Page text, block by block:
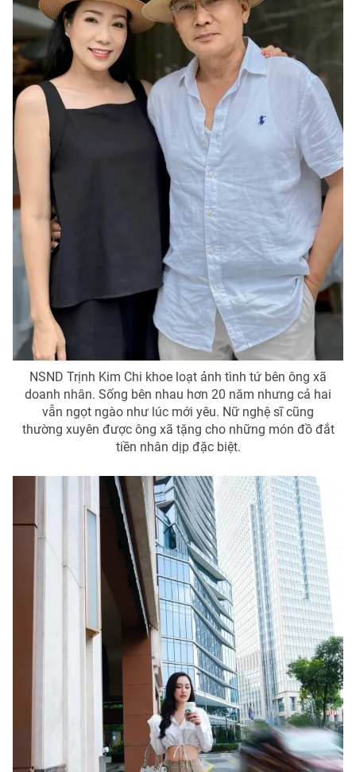
NSND Trịnh Kim Chi khoe loạt ảnh tình tứ bên ông xã
doanh nhân. Sống bên nhau hơn 20 năm nhưng cả hai
vẫn ngọt ngào như lúc mới yêu. Nữ nghệ sĩ cũng
thường xuyên được ông xã tặng cho những món đồ đắt
tiền nhân dịp đặc biệt.